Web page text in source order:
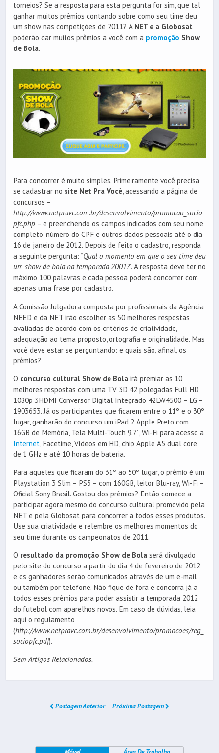
torneios? Se a resposta para esta pergunta for sim, que tal
ganhar muitos prêmios contando sobre como seu time deu
um show nas competições de 2011? A NET e a Globosat
poderão dar muitos prêmios a você com a promoção Show
de Bola.
Para concorrer é muito simples. Primeiramente você precisa
se cadastrar no site Net Pra Você, acessando a página de
concursos –
http://www.netpravc.com.br/desenvolvimento/promocao_socio
pfc.php – e preenchendo os campos indicados com seu nome
completo, número do CPF e outros dados pessoais até o dia
16 de janeiro de 2012. Depois de feito o cadastro, responda
a seguinte pergunta: “Qual o momento em que o seu time deu
um show de bola na temporada 2001?”. A resposta deve ter no
máximo 100 palavras e cada pessoa poderá concorrer com
apenas uma frase por cadastro.
A Comissão Julgadora composta por profissionais da Agência
NEED e da NET irão escolher as 50 melhores respostas
avaliadas de acordo com os critérios de criatividade,
adequação ao tema proposto, ortografia e originalidade. Mas
você deve estar se perguntando: e quais são, afinal, os
prêmios?
O concurso cultural Show de Bola irá premiar as 10
melhores respostas com uma TV 3D 42 polegadas Full HD
1080p 3HDMI Conversor Digital Integrado 42LW4500 – LG –
1903653. Já os participantes que ficarem entre o 11º e o 30º
lugar, ganharão do concurso um iPad 2 Apple Preto com
16GB de Memória, Tela Multi-Touch 9.7’’, Wi-Fi para acesso a
Internet , Facetime, Vídeos em HD, chip Apple A5 dual core
de 1 GHz e até 10 horas de bateria.
Para aqueles que ficaram do 31º ao 50º lugar, o prêmio é um
Playstation 3 Slim – PS3 – com 160GB, leitor Blu-ray, Wi-Fi –
Oficial Sony Brasil. Gostou dos prêmios? Então comece a
participar agora mesmo do concurso cultural promovido pela
NET e pela Globosat para concorrer a todos esses produtos.
Use sua criatividade e relembre os melhores momentos do
seu time durante os campeonatos de 2011.
O resultado da promoção Show de Bola será divulgado
pelo site do concurso a partir do dia 4 de fevereiro de 2012
e os ganhadores serão comunicados através de um e-mail
ou também por telefone. Não fique de fora e concorra já a
todos esses prêmios para poder assistir a temporada 2012
do futebol com aparelhos novos. Em caso de dúvidas, leia
aqui o regulamento
(http://www.netpravc.com.br/desenvolvimento/promocoes/reg_
sociopfc.pdf).
Sem Artigos Relacionados.
Postagem Anterior Próxima Postagem